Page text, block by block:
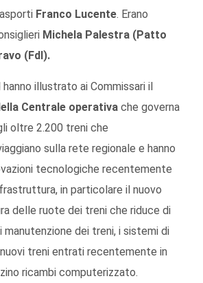
Franco Lucente. Erano
Michela Palestra (Patto
(FdI).
illustrato ai Commissari il
Centrale operativa che governa
oltre 2.200 treni che
sulla rete regionale e hanno
tecnologiche recentemente
in particolare il nuovo
delle ruote dei treni che riduce di
dei treni, i sistemi di
treni entrati recentemente in
ricambi computerizzato.